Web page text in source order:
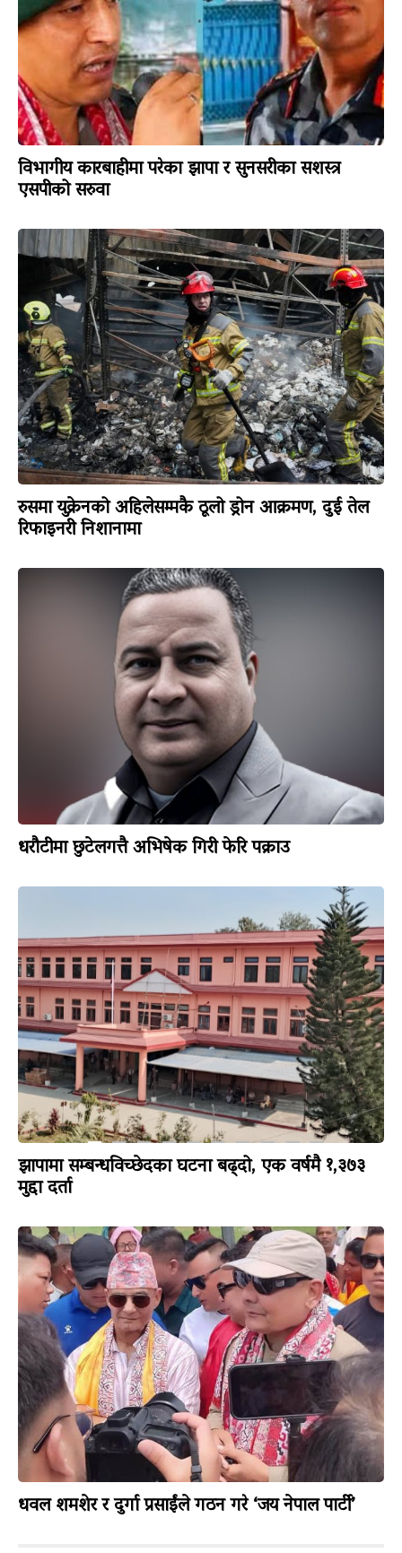
विभागीय कारबाहीमा परेका झापा र सुनसरीका सशस्त्र
एसपीको सरुवा
रुसमा युक्रेनको अहिलेसम्मकै ठूलो ड्रोन आक्रमण, दुई तेल
रिफाइनरी निशानामा
धरौटीमा छुटेलगत्तै अभिषेक गिरी फेरि पक्राउ
झापामा सम्बन्धविच्छेदका घटना बढ्दो, एक वर्षमै १,३७३
मुद्दा दर्ता
धवल शमशेर र दुर्गा प्रसाईंले गठन गरे ‘जय नेपाल पार्टी’